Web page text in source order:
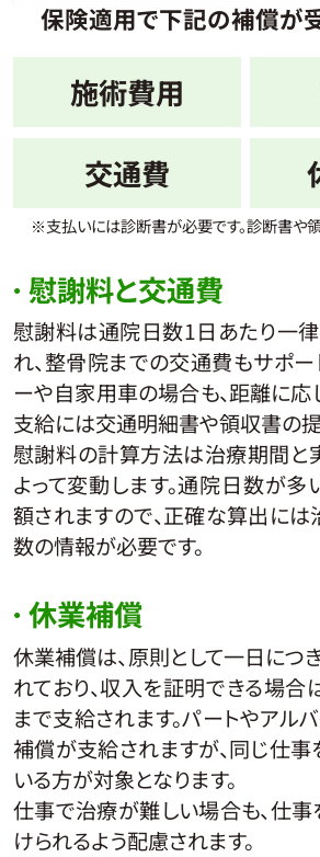
保険適用で下記の補償が
施術費用
交通費
※支払いには診断書が必要です。診断書や
慰謝料と交通費
慰謝料は通院日数1日あたり一
れ、整骨院までの交通費もサポー
ーや自家用車の場合も、距離に応
支給には交通明細書や領収書の提
慰謝料の計算方法は治療期間と
よって変動します。通院日数が
額されますので、正確な算出に
数の情報が必要です。
休業補償
休業補償は、原則として一日につ
れており、収入を証明できる場
まで支給されます。パートやアル
補償が支給されますが、同じ仕
いる方が対象となります。
仕事で治療が難しい場合も、仕
けられるよう配慮されます。